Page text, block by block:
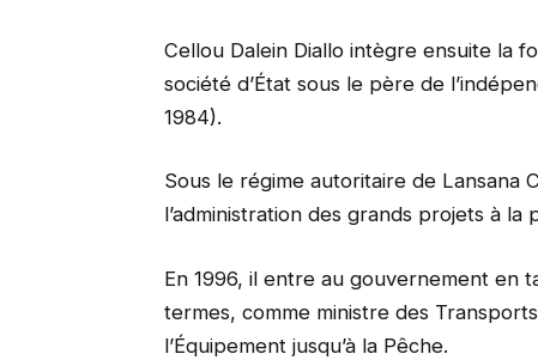
Cellou Dalein Diallo intègre ensuite la
société d’État sous le père de
1984).
Sous le régime autoritaire de Lansana
l’administration des grands projets à la
En 1996, il entre au gouvernement en
termes, comme ministre des
l’Équipement jusqu’à la Pêche.